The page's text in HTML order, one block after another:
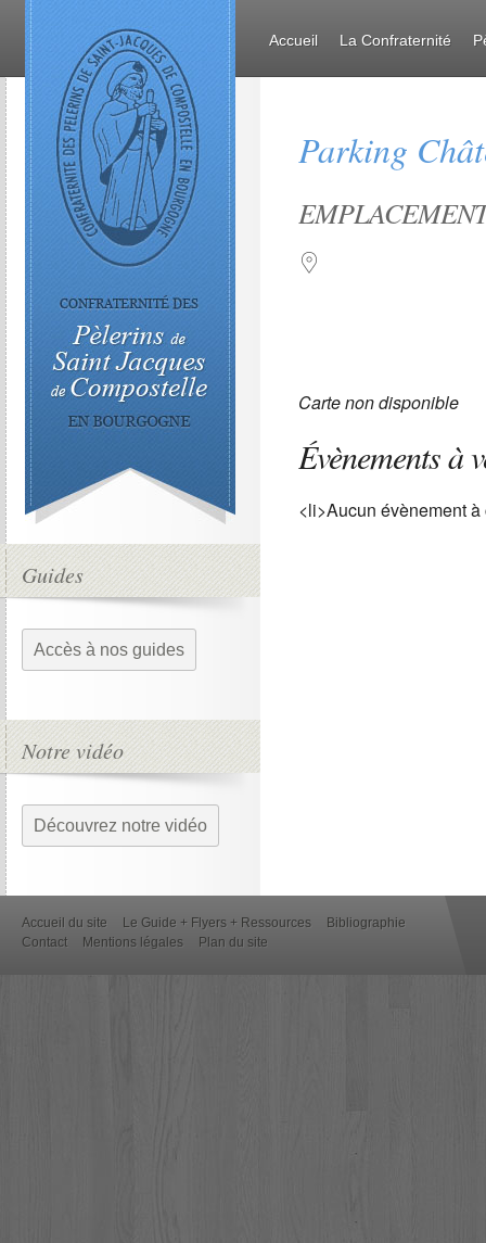
Accueil La Confraternité
Guides
Accès à nos guides
Notre vidéo
Découvrez notre vidéo
Parking
Carte non disponible
Évènements à
<li>Aucun évènement
Accueil du site Le Guide + Flyers + Ressources
Bibliographie
Contact
Mentions légales Plan du site